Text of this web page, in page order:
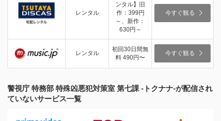
レンタル
ンタル】旧
作：399円
～、新作：
630円～
今すぐ観る
レンタル
初回30日間無
料 490円〜
今すぐ観る
警視庁 特務部 特殊凶悪犯対策室 第七課 -トクナナ-が配信され
ていないサービス一覧